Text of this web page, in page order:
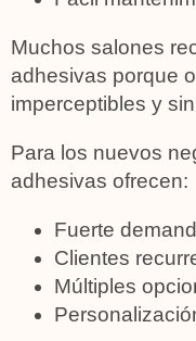
Muchos salones
adhesivas porque
imperceptibles y
Para los nuevos
adhesivas ofrecen:
Fuerte
Clientes
Múltiples